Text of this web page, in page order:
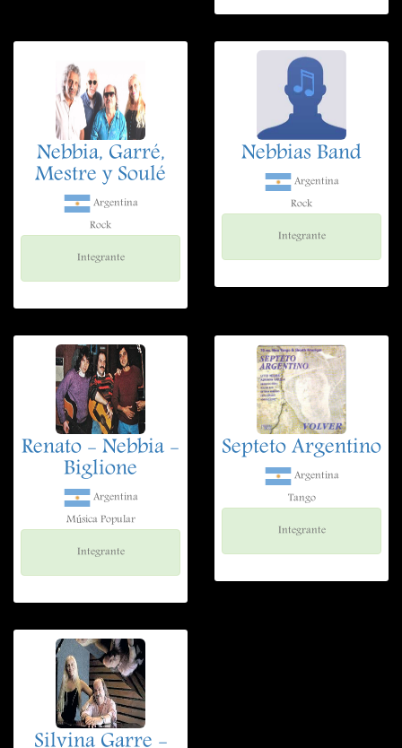
Nebbia, Garré,
Mestre y Soulé
Argentina
Rock
Integrante
Nebbias Band
Argentina
Rock
Integrante
Renato - Nebbia -
Biglione
Argentina
Música Popular
Integrante
Septeto Argentino
Argentina
Tango
Integrante
Silvina Garre -